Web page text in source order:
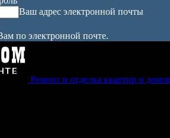
Ваш адрес электронной почты
по электронной почте.
Ремонт и отделка квартир и